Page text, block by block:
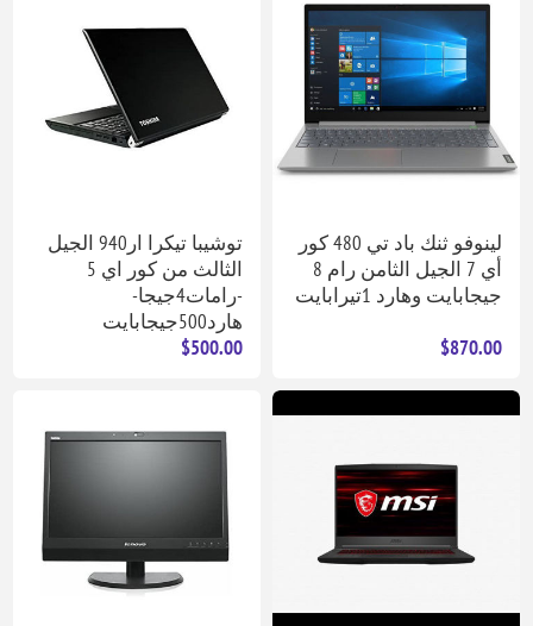
لينوفو ثنك باد تي 480 كور
أي 7 الجيل الثامن رام 8
جيجابايت وهارد 1تيرابايت
$870.00
توشيبا تيكرا ار940 الجيل
الثالث من كور اي 5
-رامات4جيجا-
هارد500جيجابايت
$500.00